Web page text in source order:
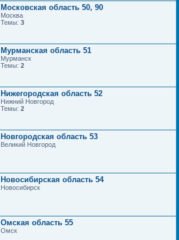
Московская область 50, 90
Москва
Темы: 3
Мурманская область 51
Мурманск
Темы: 2
Нижегородская область 52
Нижний Новгород
Темы: 2
Новгородская область 53
Великий Новгород
Новосибирская область 54
Новосибирск
Омская область 55
Омск